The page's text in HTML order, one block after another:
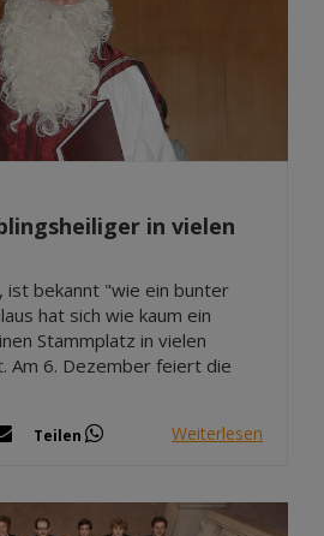
in vielen
ist bekannt "wie ein bunter
hat sich wie kaum ein
Stammplatz in vielen
Am 6. Dezember feiert die
Teilen Weiterlesen